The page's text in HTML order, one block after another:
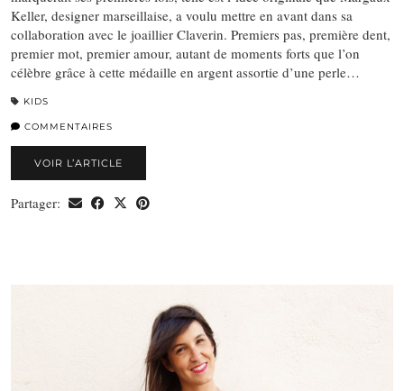
Keller, designer marseillaise, a voulu mettre en avant dans sa
collaboration avec le joaillier Claverin. Premiers pas, première dent,
premier mot, premier amour, autant de moments forts que l’on
célèbre grâce à cette médaille en argent assortie d’une perle…
KIDS
COMMENTAIRES
VOIR L’ARTICLE
Partager: